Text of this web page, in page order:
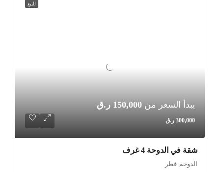
للبيع
يبدأ السعر من 150,000 ر.ق
300,000 ر.ق
شقة في الدوحة 4 غرف
الدوحة, قطر